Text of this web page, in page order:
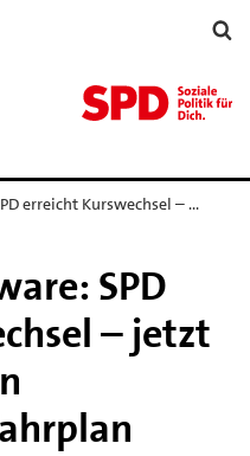
erreicht Kurswechsel – …
SPD
– jetzt